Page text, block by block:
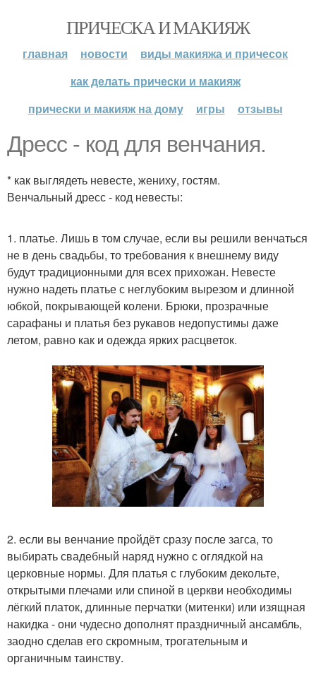
ПРИЧЕСКА И МАКИЯЖ
главная новости
виды макияжа и причесок
как делать прически и макияж
прически и макияж на дому
игры отзывы
Дресс - код для венчания.
* как выглядеть невесте, жениху, гостям.
Венчальный дресс - код невесты:
1. платье. Лишь в том случае, если вы решили венчаться
не в день свадьбы, то требования к внешнему виду
будут традиционными для всех прихожан. Невесте
нужно надеть платье с неглубоким вырезом и длинной
юбкой, покрывающей колени. Брюки, прозрачные
сарафаны и платья без рукавов недопустимы даже
летом, равно как и одежда ярких расцветок.
2. если вы венчание пройдёт сразу после загса, то
выбирать свадебный наряд нужно с оглядкой на
церковные нормы. Для платья с глубоким декольте,
открытыми плечами или спиной в церкви необходимы
лёгкий платок, длинные перчатки (митенки) или изящная
накидка - они чудесно дополнят праздничный ансамбль,
заодно сделав его скромным, трогательным и
органичным таинству.